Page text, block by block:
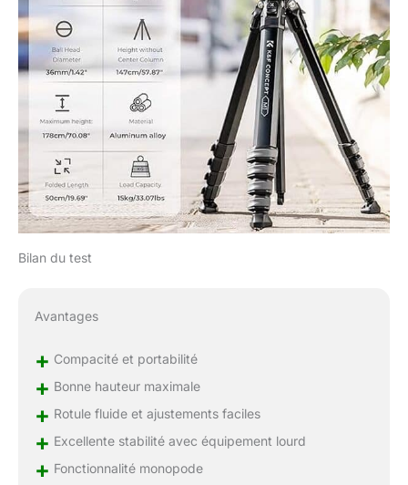
Bilan du test
Avantages
+ Compacité et portabilité
+ Bonne hauteur maximale
+ Rotule fluide et ajustements faciles
+ Excellente stabilité avec équipement lourd
+ Fonctionnalité monopode